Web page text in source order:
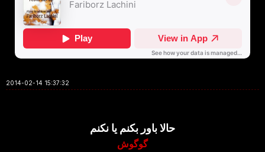
2014-02-14 15:37:32
حالا باور بکنم یا نکنم
گوگوش